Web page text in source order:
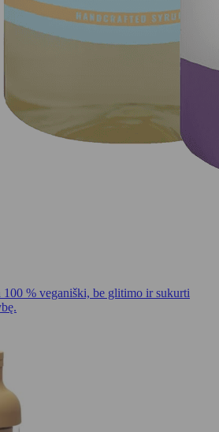
% veganiški, be glitimo ir sukurti